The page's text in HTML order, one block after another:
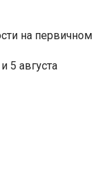
на первичном
5 августа